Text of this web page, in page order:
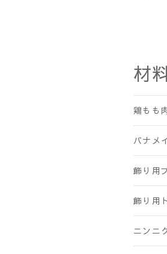
材
鶏もも
バナメ
飾り用
飾り用
ニンニ